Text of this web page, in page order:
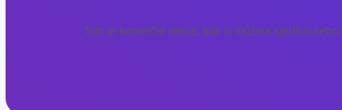
Toto je komerční sekce, kde si můžete sjednat